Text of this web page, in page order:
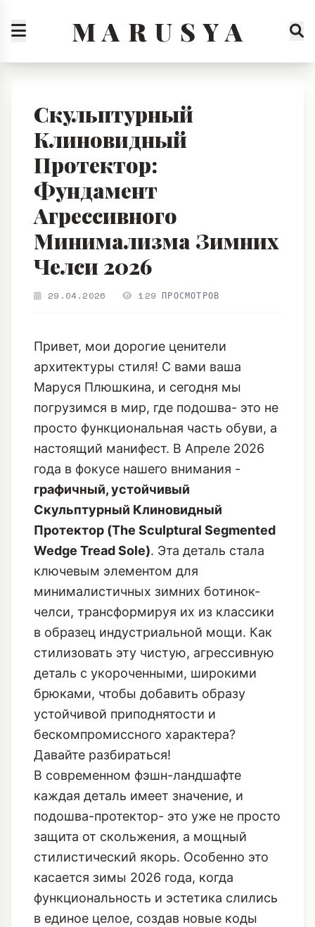
M A R U S Y A
Скульптурный
Клиновидный
Протектор:
Фундамент
Агрессивного
Минимализма Зимних
Челси 2026
29.04.2026 129 ПРОСМОТРОВ
Привет, мои дорогие ценители
архитектуры стиля! С вами ваша
Маруся Плюшкина, и сегодня мы
погрузимся в мир, где подошва- это не
просто функциональная часть обуви, а
настоящий манифест. В Апреле 2026
года в фокусе нашего внимания -
графичный, устойчивый
Скульптурный Клиновидный
Протектор (The Sculptural Segmented
Wedge Tread Sole). Эта деталь стала
ключевым элементом для
минималистичных зимних ботинок-
челси, трансформируя их из классики
в образец индустриальной мощи. Как
стилизовать эту чистую, агрессивную
деталь с укороченными, широкими
брюками, чтобы добавить образу
устойчивой приподнятости и
бескомпромиссного характера?
Давайте разбираться!
В современном фэшн-ландшафте
каждая деталь имеет значение, и
подошва-протектор- это уже не просто
защита от скольжения, а мощный
стилистический якорь. Особенно это
касается зимы 2026 года, когда
функциональность и эстетика слились
в единое целое, создав новые коды